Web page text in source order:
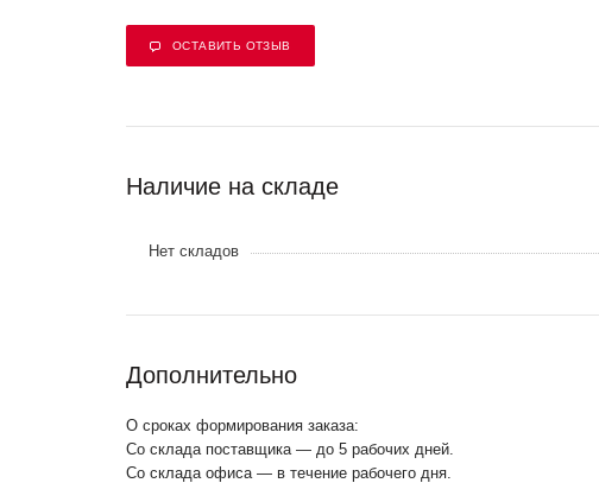
ОСТАВИТЬ ОТЗЫВ
Наличие на складе
Нет складов
Дополнительно
О сроках формирования заказа:
Со склада поставщика — до 5 рабочих дней.
Со склада офиса — в течение рабочего дня.